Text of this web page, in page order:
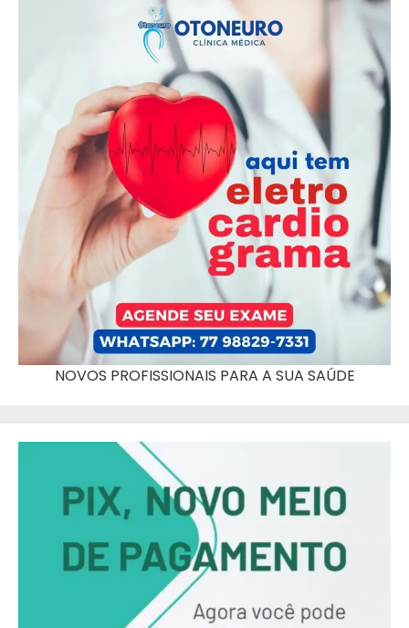
NOVOS PROFISSIONAIS PARA A SUA SAÚDE